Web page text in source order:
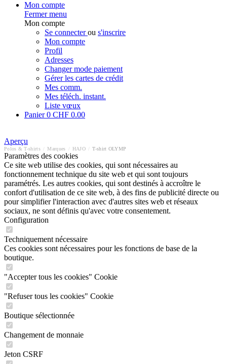
Mon compte
Fermer menu
Mon compte
Se connecterou s'inscrire
Mon compte
Profil
Adresses
Changer mode paiement
Gérer les cartes de crédit
Mes comm.
Mes téléch. instant.
Liste vœux
Panier0 CHF 0.00
Aperçu
Polos & T-shirts Marques HAJO T-shirt OLYMP
Paramètres des cookies
Ce site web utilise des cookies, qui sont nécessaires au
fonctionnement technique du site web et qui sont toujours
paramétrés. Les autres cookies, qui sont destinés à accroître le
confort d'utilisation de ce site web, à des fins de publicité directe ou
pour simplifier l'interaction avec d'autres sites web et réseaux
sociaux, ne sont définis qu'avec votre consentement.
Configuration
Techniquement nécessaire
Ces cookies sont nécessaires pour les fonctions de base de la
boutique.
"Accepter tous les cookies" Cookie
"Refuser tous les cookies" Cookie
Boutique sélectionnée
Changement de monnaie
Jeton CSRF